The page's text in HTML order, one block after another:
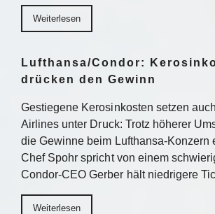
Weiterlesen
Lufthansa/Condor:
drücken den Gewinn
Gestiegene Kerosinkosten setzen
Airlines unter Druck: Trotz höherer
die Gewinne beim Lufthansa-Konzern
Chef Spohr spricht von einem
Condor-CEO Gerber hält niedrigere
Weiterlesen